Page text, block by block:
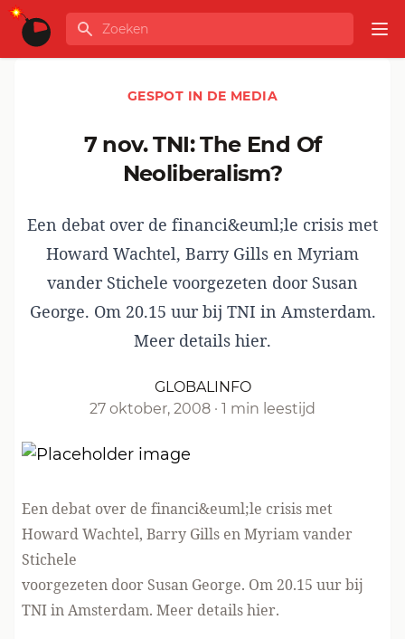
Ga naar de inhoud
GLOBALINFO
Zoeken
GESPOT IN DE MEDIA
7 nov. TNI: The End Of
Neoliberalism?
Een debat over de financi&euml;le crisis met
Howard Wachtel, Barry Gills en Myriam
vander Stichele voorgezeten door Susan
George. Om 20.15 uur bij TNI in Amsterdam.
Meer details hier.
GLOBALINFO
27 oktober, 2008 · 1 min leestijd
Een debat over de financi&euml;le crisis met
Howard Wachtel, Barry Gills en Myriam vander
Stichele
voorgezeten door Susan George. Om 20.15 uur bij
TNI in Amsterdam. Meer detailshier.